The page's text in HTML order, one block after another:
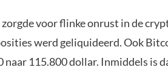
voor flinke onrust in de
werd geliquideerd. Ook
naar 115.800 dollar. Inmiddels is